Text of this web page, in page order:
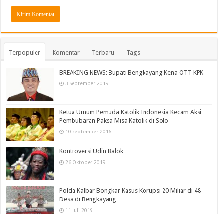
Terpopuler Komentar Terbaru Tags
BREAKING NEWS: Bupati Bengkayang Kena OTT KPK
3 September 2019
Ketua Umum Pemuda Katolik Indonesia Kecam Aksi
Pembubaran Paksa Misa Katolik di Solo
10 September 2016
Kontroversi Udin Balok
26 Oktober 2019
Polda Kalbar Bongkar Kasus Korupsi 20 Miliar di 48
Desa di Bengkayang
11 Juli 2019